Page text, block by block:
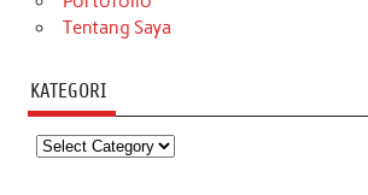
Tentang Saya
KATEGORI
Kategori